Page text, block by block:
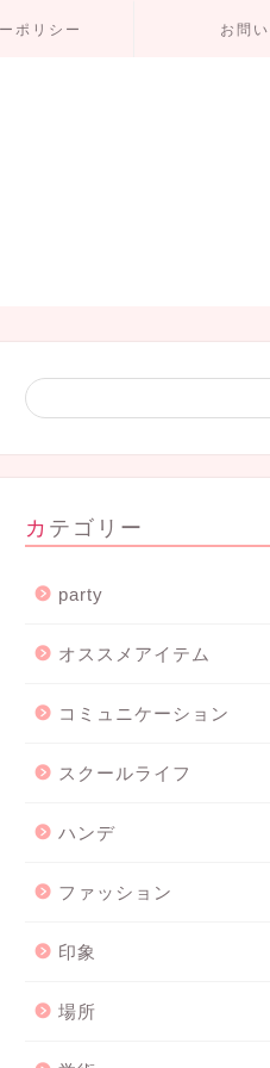
ポリシー お問
カテゴリー
party
オススメアイテム
コミュニケーション
スクールライフ
ハンデ
ファッション
印象
場所